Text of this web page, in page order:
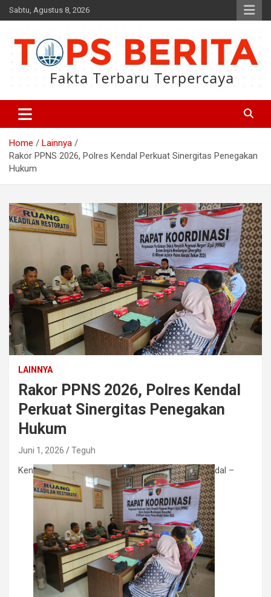
Skip
to
Sabtu, Agustus 8, 2026
Tops Berita
Home
Lainnya
Rakor PPNS 2026, Polres Kendal Perkuat Sinergitas Penegakan
Hukum
LAINNYA
Rakor PPNS 2026, Polres Kendal
Perkuat Sinergitas Penegakan
Hukum
Juni 1, 2026 Teguh
Ken dal –